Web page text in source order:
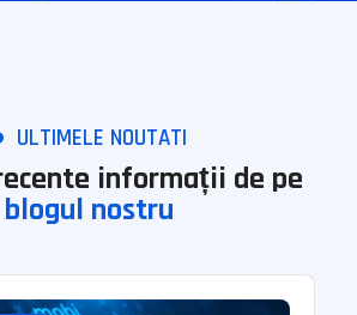
ULTIMELE NOUTATI
informații de pe
blogul nostru